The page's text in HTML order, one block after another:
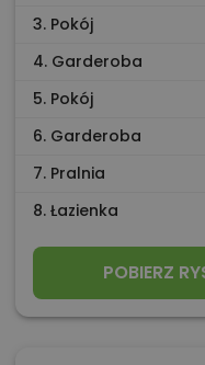
3. Pokój
4. Garderoba
5. Pokój
6. Garderoba
7. Pralnia
8. Łazienka
POBIERZ